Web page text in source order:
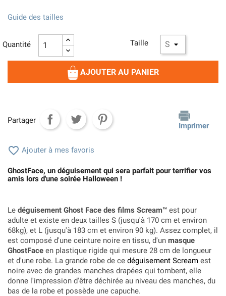
Taille
Guide des tailles
Quantité
AJOUTER AU PANIER
Partager
Imprimer
 Ajouter à mes favoris
GhostFace, un déguisement qui sera parfait pour terrifier vos
amis lors d'une soirée Halloween !
Le déguisement Ghost Face des films Scream™ est pour
adulte et existe en deux tailles S (jusqu'à 170 cm et environ
68kg), et L (jusqu'à 183 cm et environ 90 kg). Assez complet, il
est composé d'une ceinture noire en tissu, d'un masque
GhostFace en plastique rigide qui mesure 28 cm de longueur
et d'une robe. La grande robe de ce déguisement Scream est
noire avec de grandes manches drapées qui tombent, elle
donne l'impression d'être déchirée au niveau des manches, du
bas de la robe et possède une capuche.